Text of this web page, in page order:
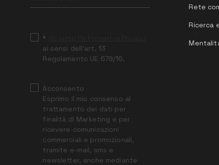
field
*
ai sensi dell’art. 13
Regolamento UE 679/16.
Acconsento
Esprimo il mio consenso al
trattamento dei dati per
finalità di Marketing e per
ricevere comunicazioni
commerciali e promozionali,
tramite e-mail, sms e
newsletter, anche mediante
Rete
Ricerca